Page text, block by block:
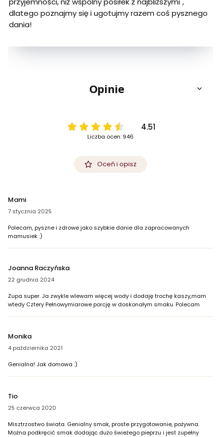
dlatego poznajmy się i ugotujmy razem coś pysznego
dania!
Opinie
4.51
Liczba ocen: 946
Oceń i opisz
Mami
7 stycznia 2025
Polecam, pyszne i zdrowe jako szybkie danie dla zapracowanych
mamusiek :)
Joanna Raczyńska
22 grudnia 2024
Zupa super. Ja zwykle wlewam więcej wody i dodaję trochę kaszy,mam
wtedy Cztery Pełnowymiarowe porcję w doskonałym smaku. Polecam
Monika
4 października 2021
Genialna! Jak domowa :)
Tio
25 czerwca 2020
Misztrzostwo świata. Genialny smak, proste przygotowanie, pożywna.
Można podkręcić smak dodając dużo świeżego pieprzu i jest zupełny